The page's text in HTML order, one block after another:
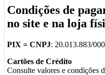
Condições de
no site e na loja
PIX = CNPJ: 20.013.883/
Cartões de Crédito
Consulte valores e condições